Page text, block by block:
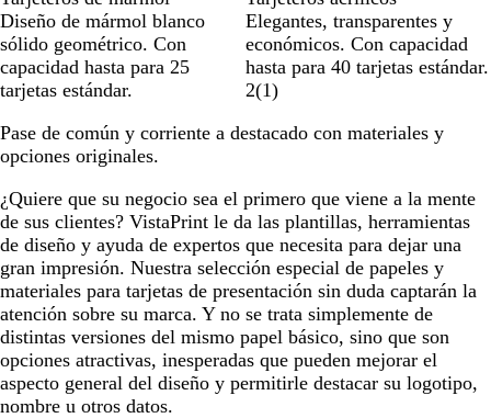
Diseño de mármol blanco
sólido geométrico. Con
capacidad hasta para 25
tarjetas estándar.
Elegantes, transparentes y
económicos. Con capacidad
hasta para 40 tarjetas estándar.
2(1)
Pase de común y corriente a destacado con materiales y
opciones originales.
¿Quiere que su negocio sea el primero que viene a la mente
de sus clientes? VistaPrint le da las plantillas, herramientas
de diseño y ayuda de expertos que necesita para dejar una
gran impresión. Nuestra selección especial de papeles y
materiales para tarjetas de presentación sin duda captarán la
atención sobre su marca. Y no se trata simplemente de
distintas versiones del mismo papel básico, sino que son
opciones atractivas, inesperadas que pueden mejorar el
aspecto general del diseño y permitirle destacar su logotipo,
nombre u otros datos.